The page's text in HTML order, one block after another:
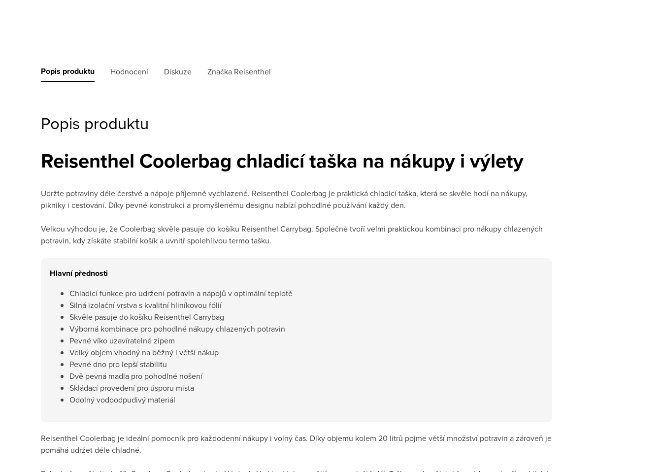
Popis produktu Hodnocení Diskuze Značka Reisenthel
Popis produktu
Reisenthel Coolerbag chladicí taška na nákupy i výlety
Udržte potraviny déle čerstvé a nápoje příjemně vychlazené. Reisenthel Coolerbag je praktická chladicí taška, která se skvěle hodí na nákupy,
pikniky i cestování. Díky pevné konstrukci a promyšlenému designu nabízí pohodlné používání každý den.
Velkou výhodou je, že Coolerbag skvěle pasuje do košíku Reisenthel Carrybag. Společně tvoří velmi praktickou kombinaci pro nákupy chlazených
potravin, kdy získáte stabilní košík a uvnitř spolehlivou termo tašku.
Hlavní přednosti
Chladicí funkce pro udržení potravin a nápojů v optimální teplotě
Silná izolační vrstva s kvalitní hliníkovou fólií
Skvěle pasuje do košíku Reisenthel Carrybag
Výborná kombinace pro pohodlné nákupy chlazených potravin
Pevné víko uzavíratelné zipem
Velký objem vhodný na běžný i větší nákup
Pevné dno pro lepší stabilitu
Dvě pevná madla pro pohodlné nošení
Skládací provedení pro úsporu místa
Odolný vodoodpudivý materiál
Reisenthel Coolerbag je ideální pomocník pro každodenní nákupy i volný čas. Díky objemu kolem 20 litrů pojme větší množství potravin a zároveň je
pomáhá udržet déle chladné.